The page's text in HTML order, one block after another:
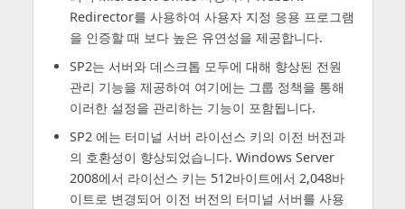
Redirector를 사용하여 사용자 지정 응용 프로그램
을 인증할 때 보다 높은 유연성을 제공합니다.
SP2는 서버와 데스크톱 모두에 대해 향상된 전원
관리 기능을 제공하여 여기에는 그룹 정책을 통해
이러한 설정을 관리하는 기능이 포함됩니다.
SP2 에는 터미널 서버 라이선스 키의 이전 버전과
의 호환성이 향상되었습니다. Windows Server
2008에서 라이선스 키는 512바이트에서 2,048바
이트로 변경되어 이전 버전의 터미널 서버를 사용